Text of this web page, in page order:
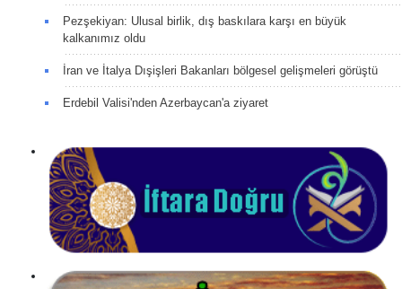
Pezşekiyan: Ulusal birlik, dış baskılara karşı en büyük
kalkanımız oldu
İran ve İtalya Dışişleri Bakanları bölgesel gelişmeleri görüştü
Erdebil Valisi'nden Azerbaycan'a ziyaret